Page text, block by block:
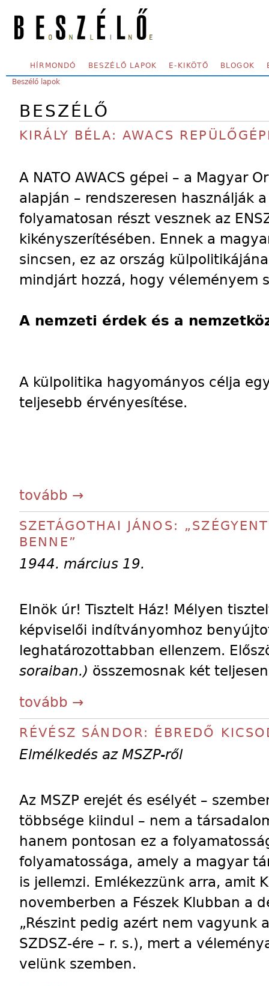
SECONDARY MENU
HÍRMONDÓ BESZÉLŐ LAPOK E-KIKÖTŐ BLOGOK
YOU ARE HERE:
Beszélő lapok
BESZÉLŐ
KIRÁLY BÉLA: AWACS
A NATO AWACS gépei – a Magyar
alapján – rendszeresen használják
folyamatosan részt vesznek az
kikényszerítésében. Ennek a
sincsen, ez az ország
mindjárt hozzá, hogy véleményem
A nemzeti érdek és a
A külpolitika hagyományos célja
teljesebb érvényesítése.
tovább →
SZETÁGOTHAI JÁNOS:
BENNE”
1944. március 19.
Elnök úr! Tisztelt Ház! Mélyen
képviselői indítványomhoz
leghatározottabban ellenzem.
soraiban.) összemosnak két
tovább →
RÉVÉSZ SÁNDOR: ÉBREDŐ
Elmélkedés az MSZP-ről
Az MSZP erejét és esélyét –
többsége kiindul – nem a
hanem pontosan ez a
folyamatossága, amely a magyar
is jellemzi. Emlékezzünk arra, amit
novemberben a Fészek Klubban a
„Részint pedig azért nem vagyunk
SZDSZ-ére – r. s.), mert a
velünk szemben.